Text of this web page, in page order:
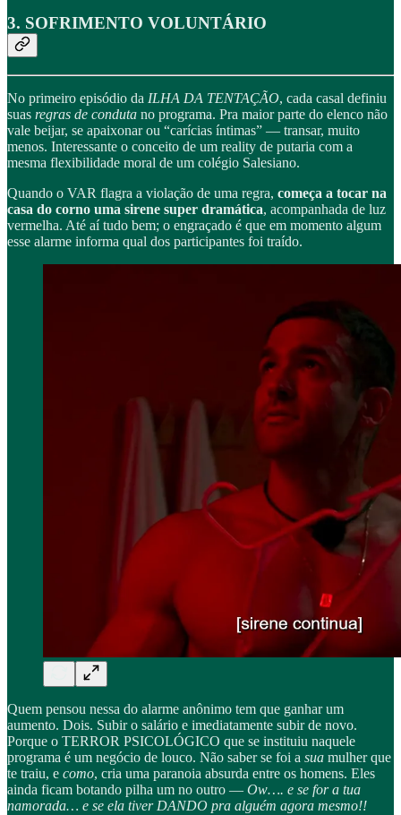
3. SOFRIMENTO VOLUNTÁRIO
No primeiro episódio da ILHA DA TENTAÇÃO, cada casal definiu
suas regras de conduta no programa. Pra maior parte do elenco não
vale beijar, se apaixonar ou “carícias íntimas” — transar, muito
menos. Interessante o conceito de um reality de putaria com a
mesma flexibilidade moral de um colégio Salesiano.
Quando o VAR flagra a violação de uma regra, começa a tocar na
casa do corno uma sirene super dramática, acompanhada de luz
vermelha. Até aí tudo bem; o engraçado é que em momento algum
esse alarme informa qual dos participantes foi traído.
Quem pensou nessa do alarme anônimo tem que ganhar um
aumento. Dois. Subir o salário e imediatamente subir de novo.
Porque o TERROR PSICOLÓGICO que se instituiu naquele
programa é um negócio de louco. Não saber se foi a sua mulher que
te traiu, e como, cria uma paranoia absurda entre os homens. Eles
ainda ficam botando pilha um no outro — Ow…. e se for a tua
namorada… e se ela tiver DANDO pra alguém agora mesmo!!